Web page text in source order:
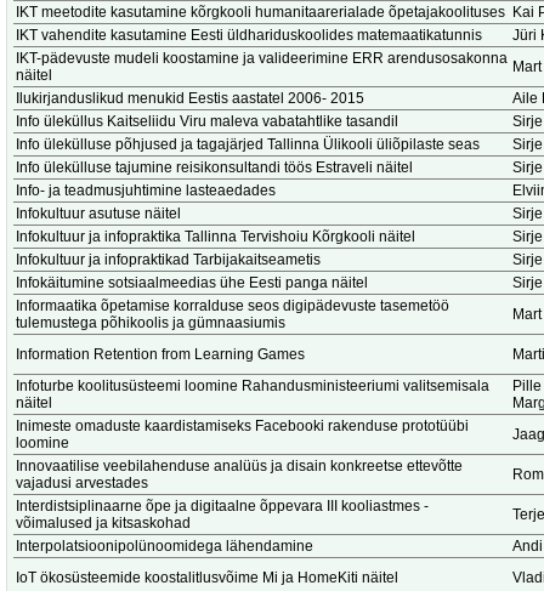
IKT meetodite kasutamine kõrgkooli humanitaarerialade õpetajakoolituses Kai
IKT vahendite kasutamine Eesti üldhariduskoolides matemaatikatunnis
Jüri
IKT-pädevuste mudeli koostamine ja valideerimine ERR arendusosakonna
näitel
Ilukirjanduslikud menukid Eestis aastatel 2006- 2015
Aile
Info üleküllus Kaitseliidu Viru maleva vabatahtlike tasandil
Info ülekülluse põhjused ja tagajärjed Tallinna Ülikooli üliõpilaste seas
Info ülekülluse tajumine reisikonsultandi töös Estraveli näitel
Info- ja teadmusjuhtimine lasteaedades
Infokultuur asutuse näitel
Infokultuur ja infopraktika Tallinna Tervishoiu Kõrgkooli näitel
Infokultuur ja infopraktikad Tarbijakaitseametis
Infokäitumine sotsiaalmeedias ühe Eesti panga näitel
Informaatika õpetamise korralduse seos digipädevuste tasemetöö
tulemustega põhikoolis ja gümnaasiumis
Information Retention from Learning Games
Infoturbe koolitusüsteemi loomine Rahandusministeeriumi valitsemisala
näitel
Inimeste omaduste kaardistamiseks Facebooki rakenduse prototüübi
loomine
Innovaatilise veebilahenduse analüüs ja disain konkreetse ettevõtte
vajadusi arvestades
Interdistsiplinaarne õpe ja digitaalne õppevara III kooliastmes -
võimalused ja kitsaskohad
Interpolatsioonipolünoomidega lähendamine
IoT ökosüsteemide koostalitlusvõime Mi ja HomeKiti näitel